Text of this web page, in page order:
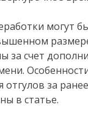
могут
за счет
отгулов за
в статье.